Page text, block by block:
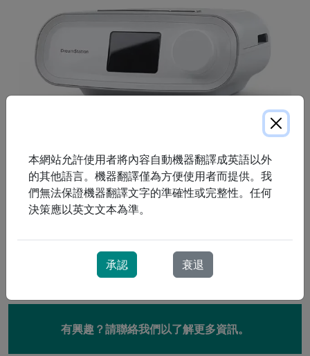
DreamStation 正氣道壓力 (PAP) 睡眠治療儀旨在提供舒適
便利的睡眠體驗。 DreamStation 設備連接患者和護理團
效地管理患者。
有興趣？請聯絡我們以了解更多資訊。
本網站允許使用者將內容自動機器翻譯成英語以外
的其他語言。機器翻譯僅為方便使用者而提供。我
們無法保證機器翻譯文字的準確性或完整性。任何
決策應以英文文本為準。
承認 衰退